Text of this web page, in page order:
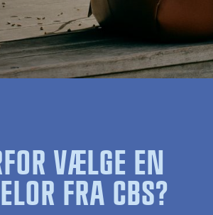
VÆLGE EN
FRA CBS?